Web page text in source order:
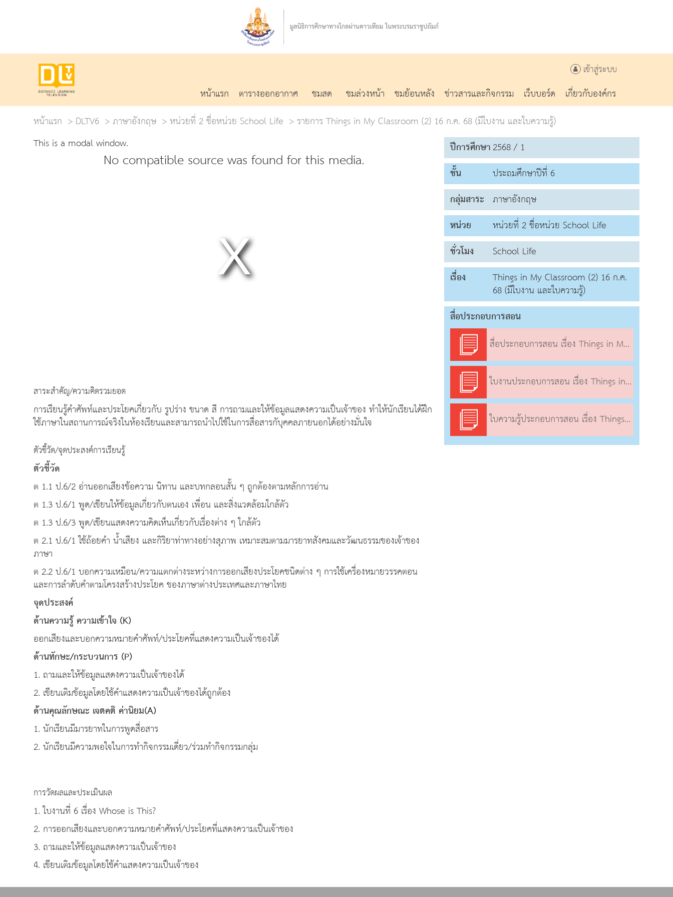
เข้าสู่ระบบ
หน้าแรก ตารางออกอากาศ ชมสด ชมล่วงหน้า ชมย้อนหลัง ข่าวสารและกิจกรรม เว็บบอร์ด
เกี่ยวกับองค์กร
หน้าแรก
DLTV6 ภาษาอังกฤษ หน่วยที่ 2 ชื่อหน่วย School Life
รายการ Things in My Classroom (2) 16 ก.ค. 68 (มีใบงาน และใบความรู้)
This is a modal window.
No compatible source was found for this media.
สาระสำคัญ/ความคิดรวมยอด
การเรียนรู้คำศัพท์และประโยคเกี่ยวกับ รูปร่าง ขนาด สี การถามและให้ข้อมูลแสดงความเป็นเจ้าของ ทำให้นักเรียนได้ฝึก
ใช้ภาษาในสถานการณ์จริงในห้องเรียนและสามารถนำไปใช้ในการสื่อสารกับุคคลภายนอกได้อย่างมั่นใจ
ตัวชี้วัด/จุดประสงค์การเรียนรู้
ตัวชี้วัด
ต 1.1 ป.6/2 อ่านออกเสียงข้อความ นิทาน และบทกลอนสั้น ๆ ถูกต้องตามหลักการอ่าน
ต 1.3 ป.6/1 พูด/เขียนให้ข้อมูลเกี่ยวกับตนเอง เพื่อน และสิ่งแวดล้อมใกล้ตัว
ต 1.3 ป.6/3 พูด/เขียนแสดงความคิดเห็นเกี่ยวกับเรื่องต่าง ๆ ใกล้ตัว
ต 2.1 ป.6/1 ใช้ถ้อยคำ น้ำเสียง และกิริยาท่าทางอย่างสุภาพ เหมาะสมตามมารยาทสังคมและวัฒนธรรมของเจ้าของ
ภาษา
ต 2.2 ป.6/1 บอกความเหมือน/ความแตกต่างระหว่างการออกเสียงประโยคชนิดต่าง ๆ การใช้เครื่องหมายวรรคตอน
และการลำดับคำตามโครงสร้างประโยค ของภาษาต่างประเทศและภาษาไทย
จุดประสงค์
ด้านความรู้ ความเข้าใจ (K)
ออกเสียงและบอกความหมายคำศัพท์/ประโยคที่แสดงความเป็นเจ้าของได้
ด้านทักษะ/กระบวนการ (P)
1. ถามและให้ข้อมูลแสดงความเป็นเจ้าของได้
2. เขียนเติมข้อมูลโดยใช้คำแสดงความเป็นเจ้าของได้ถูกต้อง
ด้านคุณลักษณะ เจตคติ ค่านิยม(A)
1. นักเรียนมีมารยาทในการพูดสื่อสาร
2. นักเรียนมีความพอใจในการทำกิจกรรมเดี่ยว/ร่วมทำกิจกรรมกลุ่ม
การวัดผลและประเมินผล
1. ใบงานที่ 6 เรื่อง Whose is This?
2. การออกเสียงและบอกความหมายคำศัพท์/ประโยคที่แสดงความเป็นเจ้าของ
3. ถามและให้ข้อมูลแสดงความเป็นเจ้าของ
4. เขียนเติมข้อมูลโดยใช้คำแสดงความเป็นเจ้าของ
ปีการศึกษา2568 / 1
ชั้น
ประถมศึกษาปีที่ 6
กลุ่มสาระ ภาษาอังกฤษ
หน่วย
หน่วยที่ 2 ชื่อหน่วย School Life
ชั่วโมง
School Life
เรื่อง
Things in My Classroom (2) 16 ก.ค.
68 (มีใบงาน และใบความรู้)
สื่อประกอบการสอน
สื่อประกอบการสอน เรื่อง Things in My Classroom (2)
ใบงานประกอบการสอน เรื่อง Things in My Classroom (2)
ใบความรู้ประกอบการสอน เรื่อง Things in My Classroom (2)